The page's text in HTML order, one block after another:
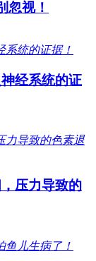
忽视！
经系统的证
压力导致的